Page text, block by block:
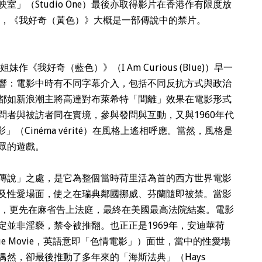
室」（Studio One）最後亦取得影片在香港作有限度放
《我好奇（黃色）》大概是一部傳說中的禁片。
妹作《我好奇（藍色）》（I Am Curious (Blue)）早一
：電影中時有不同字幕介入，包括不同反抗方式與政治
如新浪潮主將高達對布萊希特「間離」效果在電影形式
者與被訪者同在實境，參與發問與互動，又與1960年代
」（Cinéma vérité）在風格上遙相呼應。當然，風格是
遊戲。
說」之處，是它為整個當時荷里活為首的西方世界電影
性愛場面，使之在瑞典鄰國挪威、芬蘭隨即被禁。當影
更先在麻省告上法庭，最終在美國最高法院結案。電影
並非淫褻，禁令被推翻。也正正是1969年，安迪華荷
Movie，英語意即「色情電影」）面世，當中的性愛場
然，卻最後推動了多年來的「海斯法典」（Hays